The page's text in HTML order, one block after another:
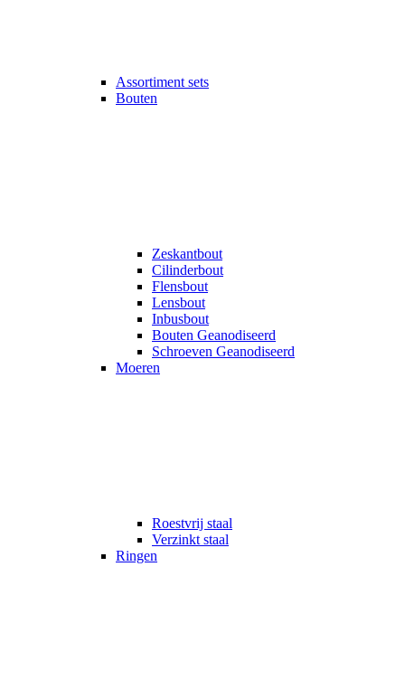
Assortiment sets
Bouten
Zeskantbout
Cilinderbout
Flensbout
Lensbout
Inbusbout
Bouten Geanodiseerd
Schroeven Geanodiseerd
Moeren
Roestvrij staal
Verzinkt staal
Ringen